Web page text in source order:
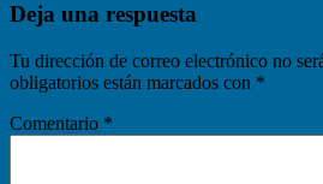
Deja una respuesta
Tu dirección de correo electrónico no
obligatorios están marcados con *
Comentario *